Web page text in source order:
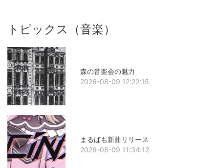
トピックス（音楽）
森の音楽会の魅力
2026-08-09 12:22:15
まるぱも新曲リリース
2026-08-09 11:34:12